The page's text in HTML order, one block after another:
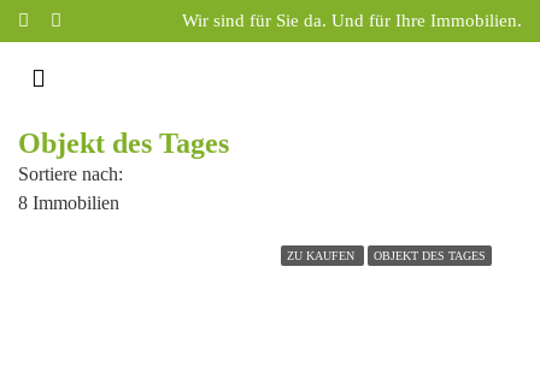
Wir sind für Sie da. Und für Ihre Immobilien.
Objekt des Tages
8 Immobilien
Sortiere nach:
ZU KAUFEN OBJEKT DES TAGES